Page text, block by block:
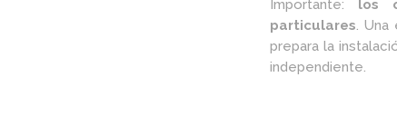
Importante: los
particulares. Una
prepara la
independiente.